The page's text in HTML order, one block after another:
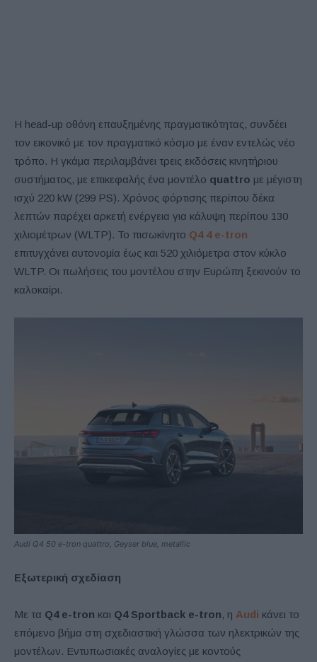
Η head-up οθόνη επαυξημένης πραγματικότητας, συνδέει
τον εικονικό με τον πραγματικό κόσμο με έναν εντελώς νέο
τρόπο. Η γκάμα περιλαμβάνει τρεις εκδόσεις κινητήριου
συστήματος, με επικεφαλής ένα μοντέλο quattro με μέγιστη
ισχύ 220 kW (299 PS). Χρόνος φόρτισης περίπου δέκα
λεπτών παρέχει αρκετή ενέργεια για κάλυψη περίπου 130
χιλιομέτρων (WLTP). Το πισωκίνητο Q4 4 e-tron
επιτυγχάνει αυτονομία έως και 520 χιλιόμετρα στον κύκλο
WLTP. Οι πωλήσεις του μοντέλου στην Ευρώπη ξεκινούν το
καλοκαίρι.
Audi Q4 50 e-tron quattro, Geyser blue, metallic
Εξωτερική σχεδίαση
Με τα Q4 e-tron και Q4 Sportback e-tron, η Audi κάνει το
επόμενο βήμα στη σχεδιαστική γλώσσα των ηλεκτρικών της
μοντέλων. Εντυπωσιακές αναλογίες με κοντούς